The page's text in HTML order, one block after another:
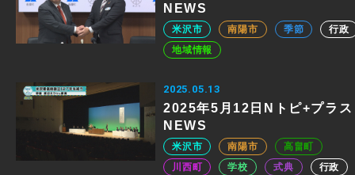
NEWS
米沢市 南陽市 季節
行政
地域情報
2025.05.13
2025年5月12日Nトピ+プラス
NEWS
米沢市 南陽市
高畠町
川西町
学校 式典 行政